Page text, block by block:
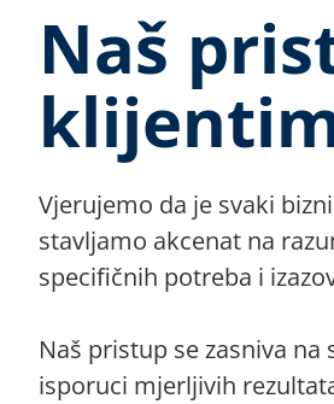
Naš
Vjerujemo da je svaki
stavljamo akcenat na
specifičnih potreba i
Naš pristup se zasniva
isporuci mjerljivih